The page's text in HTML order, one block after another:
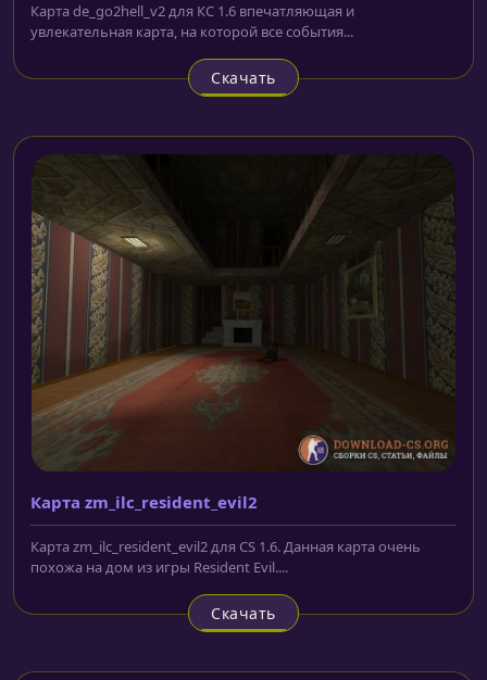
Карта de_go2hell_v2 для КС 1.6 впечатляющая и
увлекательная карта, на которой все события...
Скачать
Карта zm_ilc_resident_evil2
Карта zm_ilc_resident_evil2 для CS 1.6. Данная карта очень
похожа на дом из игры Resident Evil....
Скачать